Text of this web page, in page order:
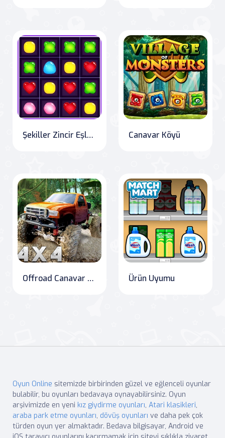
Şekiller Zincir Eşleşmesi Canavar Köyü
Offroad Canavar Tır Tepesi Ürün Uyumu
Oyun Online sitemizde birbirinden güzel ve eğlenceli oyunlar
bulabilir, bu oyunları bedavaya oynayabilirsiniz. Oyun
arşivimizde en yeni kız giydirme oyunları, Atari klasikleri,
araba park etme oyunları, dövüş oyunları ve daha pek çok
türden oyun yer almaktadır. Bedava bilgisayar, Android ve